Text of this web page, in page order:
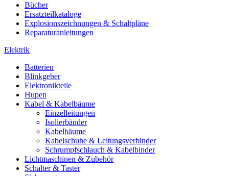
Bücher
Ersatzteilkataloge
Explosionszeichnungen & Schaltpläne
Reparaturanleitungen
Elektrik
Batterien
Blinkgeber
Elektronikteile
Hupen
Kabel & Kabelbäume
Einzelleitungen
Isolierbänder
Kabelbäume
Kabelschuhe & Leitungsverbinder
Schrumpfschlauch & Kabelbinder
Lichtmaschinen & Zubehör
Schalter & Taster